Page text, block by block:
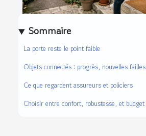
Sommaire
La porte reste le point faible
Objets connectés : progrès, nouvelles failles
Ce que regardent assureurs et policiers
Choisir entre confort, robustesse, et budget